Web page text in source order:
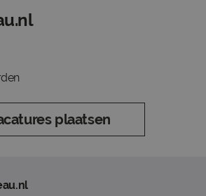
plaatsen